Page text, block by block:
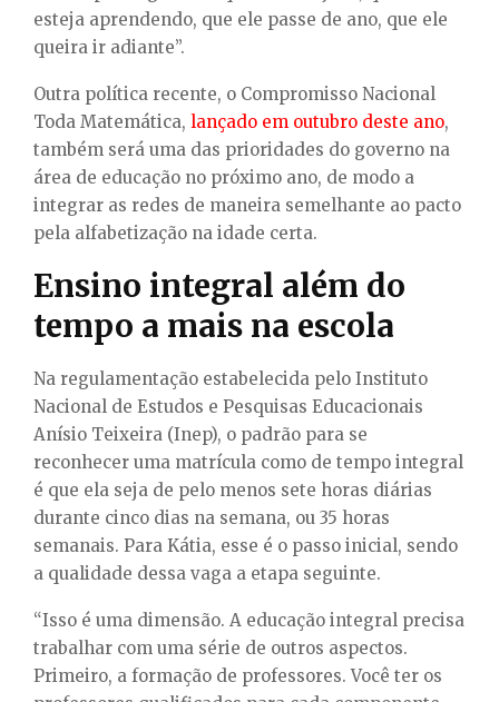
esteja aprendendo, que ele passe de ano, que ele
queira ir adiante”.
Outra política recente, o Compromisso Nacional
Toda Matemática, lançado em outubro deste ano,
também será uma das prioridades do governo na
área de educação no próximo ano, de modo a
integrar as redes de maneira semelhante ao pacto
pela alfabetização na idade certa.
Ensino integral além do
tempo a mais na escola
Na regulamentação estabelecida pelo Instituto
Nacional de Estudos e Pesquisas Educacionais
Anísio Teixeira (Inep), o padrão para se
reconhecer uma matrícula como de tempo integral
é que ela seja de pelo menos sete horas diárias
durante cinco dias na semana, ou 35 horas
semanais. Para Kátia, esse é o passo inicial, sendo
a qualidade dessa vaga a etapa seguinte.
“Isso é uma dimensão. A educação integral precisa
trabalhar com uma série de outros aspectos.
Primeiro, a formação de professores. Você ter os